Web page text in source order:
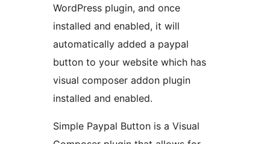
WordPress plugin, and once
installed and enabled, it will
automatically added a paypal
button to your website which has
visual composer addon plugin
installed and enabled.
Simple Paypal Button is a Visual